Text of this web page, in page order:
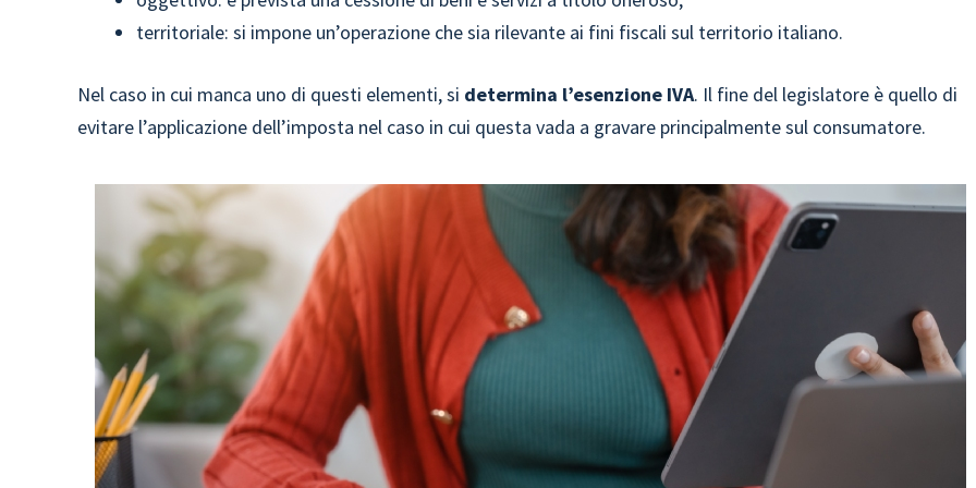
territoriale: si impone un’operazione che sia rilevante ai fini fiscali sul territorio italiano.
Nel caso in cui manca uno di questi elementi, si determina l’esenzione IVA. Il fine del legislatore è quello di
evitare l’applicazione dell’imposta nel caso in cui questa vada a gravare principalmente sul consumatore.